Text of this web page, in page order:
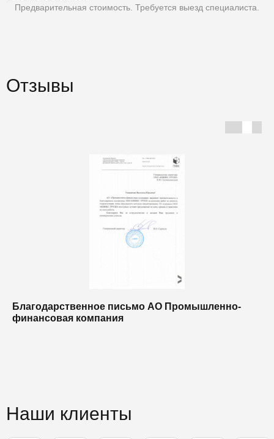
Предварительная стоимость. Требуется выезд специалиста.
Отзывы
Благодарственное письмо АО Промышленно-
финансовая компания
Наши клиенты